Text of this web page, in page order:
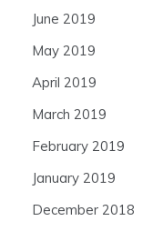
June 2019
May 2019
April 2019
March 2019
February 2019
January 2019
December 2018